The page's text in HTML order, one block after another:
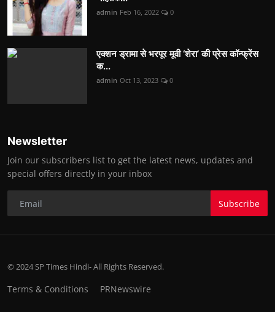
admin Feb 16, 2022 0
एक्शन ड्रामा से भरपूर मूवी ‘शेरा’ की प्रेस कॉन्फ्रेंस
क...
admin Oct 13, 2023 0
Newsletter
Join our subscribers list to get the latest news, updates and
special offers directly in your inbox
Subscribe
© 2024 SP Times Hindi- All Rights Reserved.
Terms & Conditions PRNewswire